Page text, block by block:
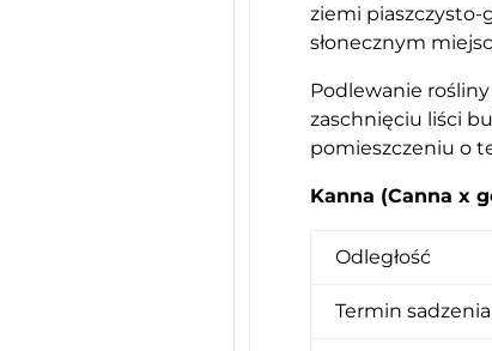
ziemi piaszczysto-
słonecznym
Podlewanie
zaschnięciu liści
pomieszczeniu o
Kanna (Canna x
Odległość
Termin sadzenia